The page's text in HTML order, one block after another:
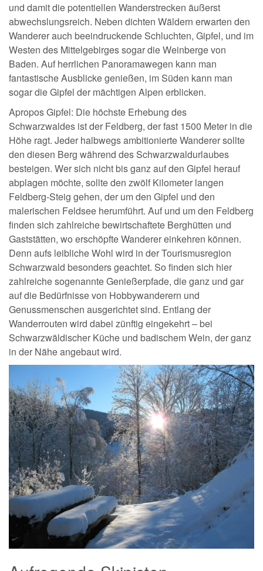
und damit die potentiellen Wanderstrecken äußerst
abwechslungsreich. Neben dichten Wäldern erwarten den
Wanderer auch beeindruckende Schluchten, Gipfel, und im
Westen des Mittelgebirges sogar die Weinberge von
Baden. Auf herrlichen Panoramawegen kann man
fantastische Ausblicke genießen, im Süden kann man
sogar die Gipfel der mächtigen Alpen erblicken.
Apropos Gipfel: Die höchste Erhebung des
Schwarzwaldes ist der Feldberg, der fast 1500 Meter in die
Höhe ragt. Jeder halbwegs ambitionierte Wanderer sollte
den diesen Berg während des Schwarzwaldurlaubes
besteigen. Wer sich nicht bis ganz auf den Gipfel herauf
abplagen möchte, sollte den zwölf Kilometer langen
Feldberg-Steig gehen, der um den Gipfel und den
malerischen Feldsee herumführt. Auf und um den Feldberg
finden sich zahlreiche bewirtschaftete Berghütten und
Gaststätten, wo erschöpfte Wanderer einkehren können.
Denn aufs leibliche Wohl wird in der Tourismusregion
Schwarzwald besonders geachtet. So finden sich hier
zahlreiche sogenannte Genießerpfade, die ganz und gar
auf die Bedürfnisse von Hobbywanderern und
Genussmenschen ausgerichtet sind. Entlang der
Wanderrouten wird dabei zünftig eingekehrt – bei
Schwarzwäldischer Küche und badischem Wein, der ganz
in der Nähe angebaut wird.